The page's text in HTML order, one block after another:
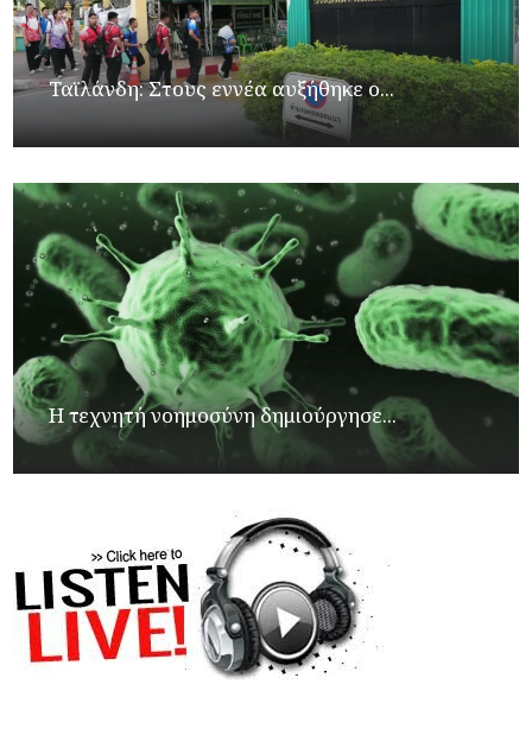
Ταϊλάνδη: Στους εννέα αυξήθηκε ο...
Η τεχνητή νοημοσύνη δημιούργησε...